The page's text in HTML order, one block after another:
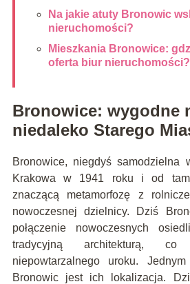
Na jakie atuty Bronowic
nieruchomości?
Mieszkania Bronowice:
oferta biur nieruchomości?
Bronowice: wygodne
niedaleko Starego
Bronowice, niegdyś samodzielna
Krakowa w 1941 roku i od
znaczącą metamorfozę z
nowoczesnej dzielnicy. Dziś
połączenie nowoczesnych
tradycyjną architekturą,
niepowtarzalnego uroku.
Bronowic jest ich lokalizacja.